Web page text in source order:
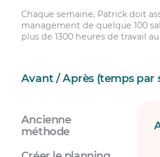
Chaque semaine, Patrick doit
management de quelque 100
plus de 1300 heures de travail
Avant / Après (temps par
Ancienne
méthode